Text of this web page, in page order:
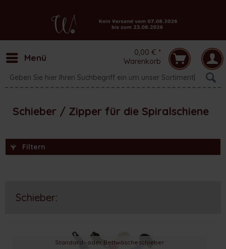
Menü
0,00 € *
Warenkorb
Schieber / Zipper für die Spiralschiene
Filtern
Schieber:
Standard- oder Bettwäscheschieber